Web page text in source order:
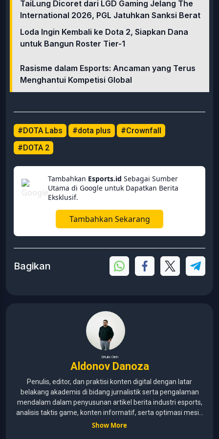
TaiLung Dicoret dari LGD Gaming Jelang The
International 2026, PGL Jatuhkan Sanksi Berat
Loda Ingin Kembali ke Dota 2, Siapkan Dana
untuk Bangun Roster Tier-1
Rasisme dalam Esports: Ancaman yang Terus
Menghantui Kompetisi Global
#DOTA Labs #dota plus
#Crownfall
#DOTA 2
Tambahkan Esports.id Sebagai Sumber
Utama di Google untuk Dapatkan Berita
Eksklusif.
Tambahkan Sekarang
Bagikan
Ditulis Oleh
Aldonov Danoza
Penulis, editor, dan praktisi konten digital dengan latar
belakang akademis di bidang jurnalistik serta pengalaman
mendalam dalam penyusunan artikel berita industri esports,
analisis taktis game, konten informatif, serta optimasi mesin
pencari (SEO) untuk audiens media digital. Lulusan Universitas
Show More